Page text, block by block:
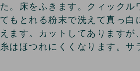
。床をふきます。クィックル
もとれる粉末で洗えて真っ白
ます。カットしてありますが
はほつれにくくなります。サ